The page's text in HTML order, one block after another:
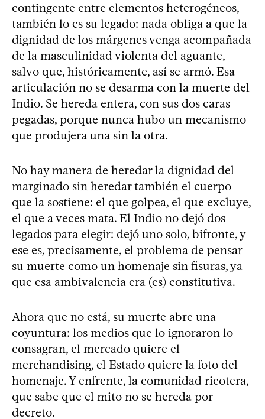
contingente entre elementos heterogéneos,
también lo es su legado: nada obliga a que la
dignidad de los márgenes venga acompañada
de la masculinidad violenta del aguante,
salvo que, históricamente, así se armó. Esa
articulación no se desarma con la muerte del
Indio. Se hereda entera, con sus dos caras
pegadas, porque nunca hubo un mecanismo
que produjera una sin la otra.
No hay manera de heredar la dignidad del
marginado sin heredar también el cuerpo
que la sostiene: el que golpea, el que excluye,
el que a veces mata. El Indio no dejó dos
legados para elegir: dejó uno solo, bifronte, y
ese es, precisamente, el problema de pensar
su muerte como un homenaje sin fisuras, ya
que esa ambivalencia era (es) constitutiva.
Ahora que no está, su muerte abre una
coyuntura: los medios que lo ignoraron lo
consagran, el mercado quiere el
merchandising, el Estado quiere la foto del
homenaje. Y enfrente, la comunidad ricotera,
que sabe que el mito no se hereda por
decreto.